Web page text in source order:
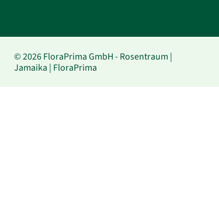
© 2026 FloraPrima GmbH - Rosentraum |
Jamaika | FloraPrima